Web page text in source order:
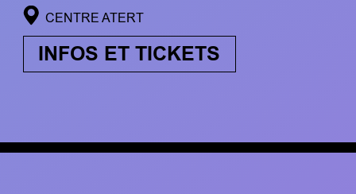
CENTRE ATERT
INFOS ET TICKETS